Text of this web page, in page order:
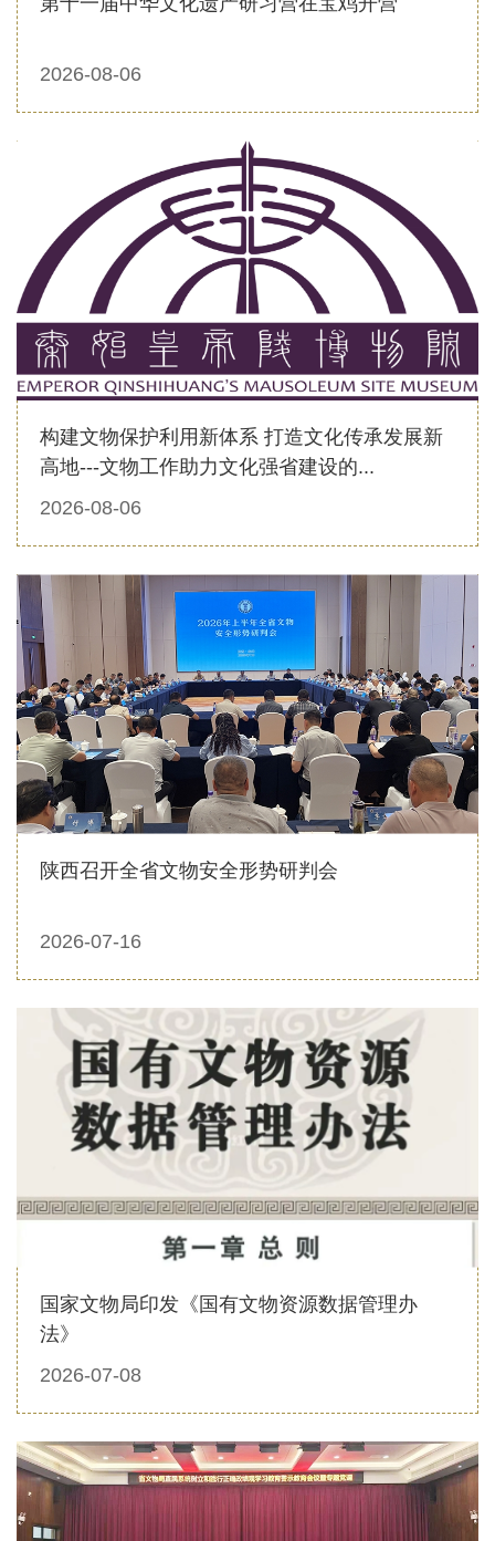
2026-08-06
构建文物保护利用新体系 打造文化传承发展新
高地---文物工作助力文化强省建设的...
2026-08-06
陕西召开全省文物安全形势研判会
2026-07-16
国家文物局印发《国有文物资源数据管理办
法》
2026-07-08